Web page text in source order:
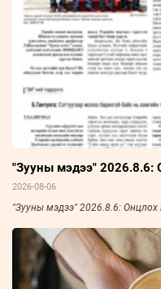
"Зууны мэдээ" 2026.8.6:
2026-08-06
"Зууны мэдээ" 2026.8.6: Онцлох